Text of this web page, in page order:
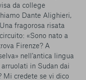
da college
Dante Alighieri,
fragorosa risata
«Sono nato a
Firenze? A
nell’antica lingua
in Sudan dai
Mi credete se vi dico